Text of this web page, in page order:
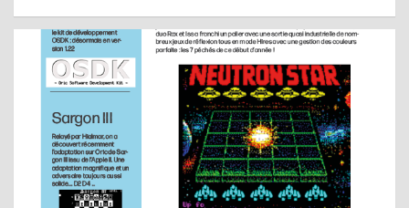
o
m
m
a
y
b
e